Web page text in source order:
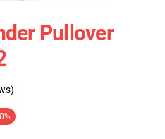
Pullover